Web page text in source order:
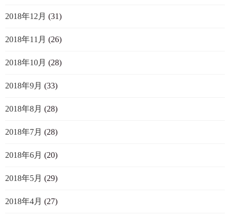
2018年12月 (31)
2018年11月 (26)
2018年10月 (28)
2018年9月 (33)
2018年8月 (28)
2018年7月 (28)
2018年6月 (20)
2018年5月 (29)
2018年4月 (27)